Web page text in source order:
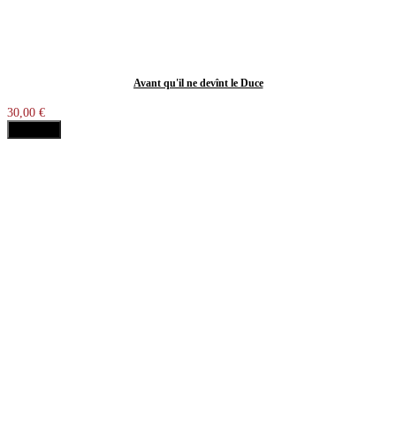
Avant qu'il ne devînt le Duce
30,00 €